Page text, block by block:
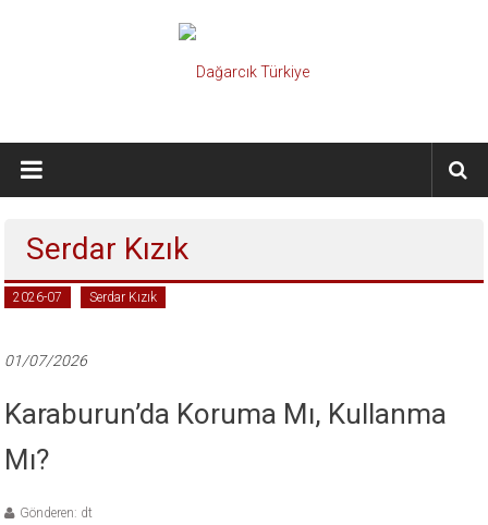
Dağarcık
Türkiye
Türkiye
Cumhuriyeti…
Serdar Kızık
2026-07 Serdar Kızık
01/07/2026
Karaburun’da Koruma Mı, Kullanma
Mı?
Gönderen: dt